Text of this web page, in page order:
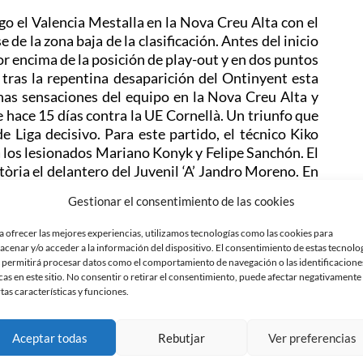
Gestionar el consentimiento de las cookies
ofrecer las mejores experiencias, utilizamos tecnologías como las cookies para
y/o acceder a la información del dispositivo. El consentimiento de estas
permitirá procesar datos como el comportamiento de navegación o las
en este sitio. No consentir o retirar el consentimiento, puede afectar negativamente
características y funciones.
Aceptar todas Rebutjar Ver preferencias
el Valencia Mestalla en la Nova Creu Alta con el
la zona baja de la clasificación. Antes del inicio
encima de la posición de play-out y en dos puntos
la repentina desaparición del Ontinyent esta
sensaciones del equipo en la Nova Creu Alta y
15 días contra la UE Cornellà. Un triunfo que
Liga decisivo. Para este partido, el técnico Kiko
lesionados Mariano Konyk y Felipe Sanchón. El
el delantero del Juvenil ‘A’ Jandro Moreno. En
empuje de la afición en estos momentos clave:
a la afición y este partido lo tenemos que jugar
con nosotros, es fundamental «. Se espera
más entradas retiradas que en el partido contra
de sumar para salir del descenso. El
últimos nueve puntos y espera alargar la buena
dos futbolistas importantes para este
de sus compromisos con sus selecciones. El